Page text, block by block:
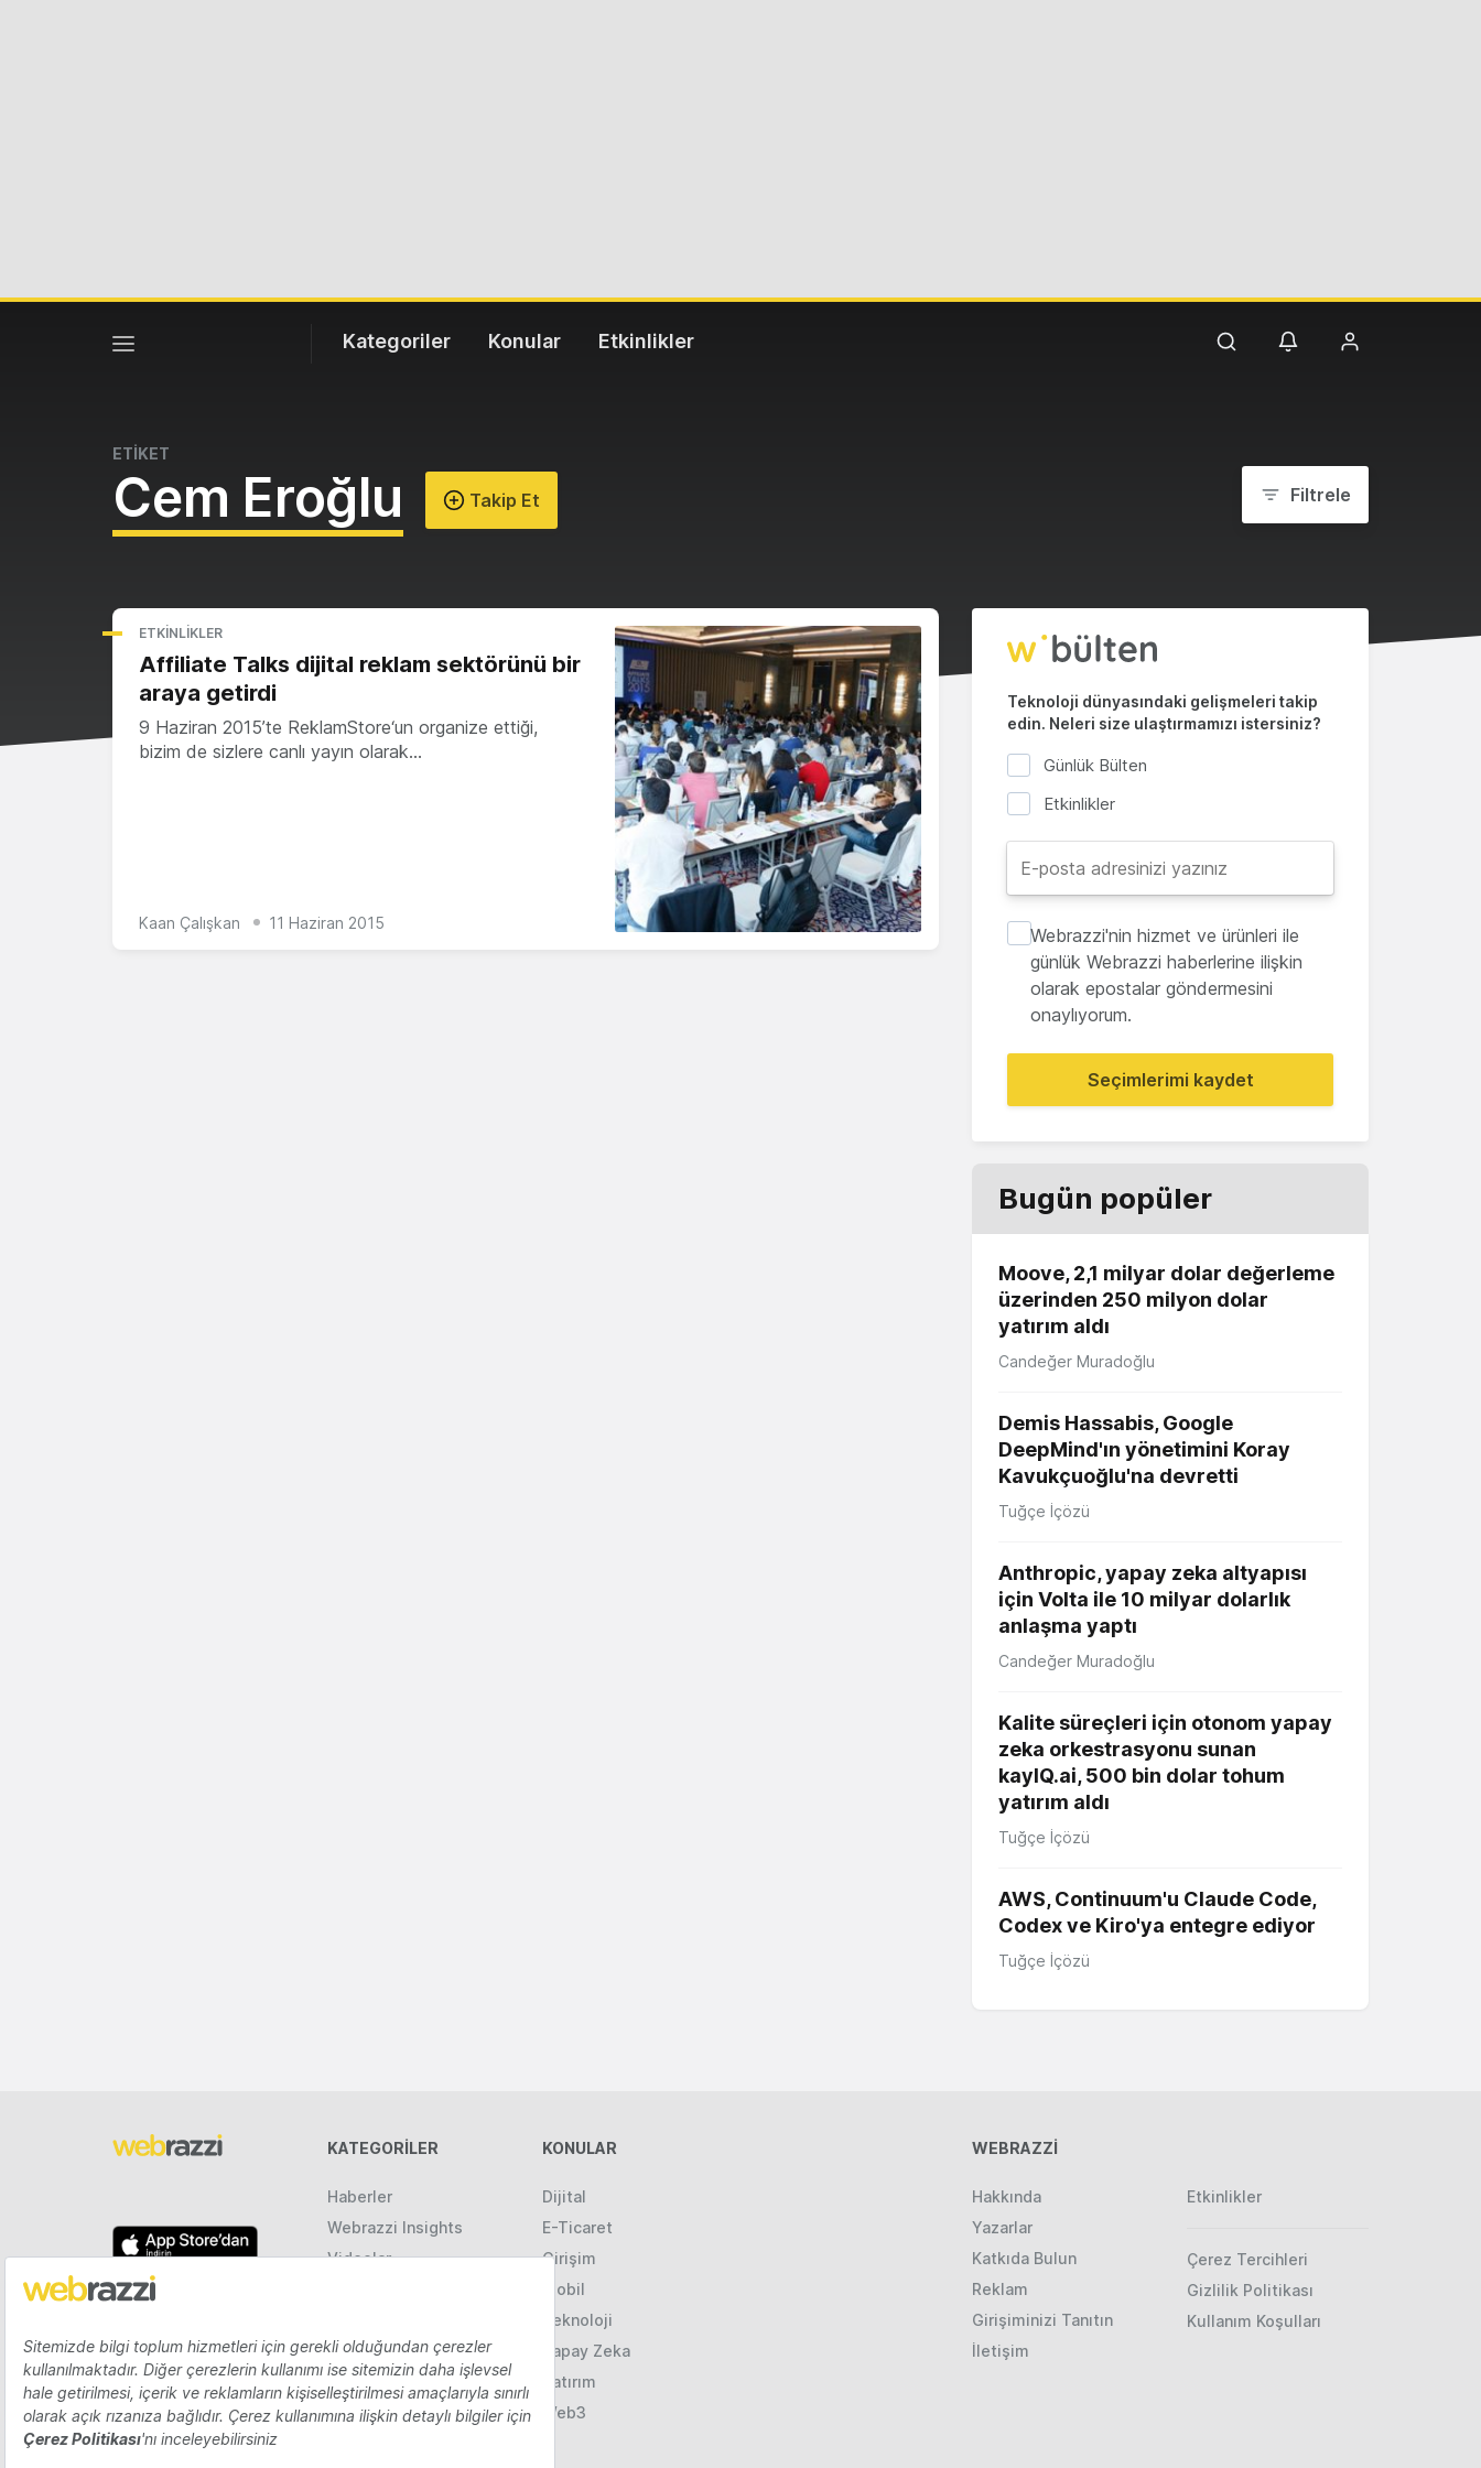
Kategoriler Konular Etkinlikler
ETİKET
Cem Eroğlu Takip Et Filtrele
ETKINLIKLER
Affiliate Talks dijital reklam sektörünü bir
araya getirdi
9 Haziran 2015’te ReklamStore‘un organize ettiği,
bizim de sizlere canlı yayın olarak…
Kaan Çalışkan 11 Haziran 2015
Teknoloji dünyasındaki gelişmeleri takip
edin. Neleri size ulaştırmamızı istersiniz?
Günlük Bülten
Etkinlikler
Webrazzi'nin hizmet ve ürünleri ile
günlük Webrazzi haberlerine ilişkin
olarak epostalar göndermesini
onaylıyorum.
Seçimlerimi kaydet
Bugün popüler
Moove, 2,1 milyar dolar değerleme
üzerinden 250 milyon dolar
yatırım aldı
Candeğer Muradoğlu
Demis Hassabis, Google
DeepMind'ın yönetimini Koray
Kavukçuoğlu'na devretti
Tuğçe İçözü
Anthropic, yapay zeka altyapısı
için Volta ile 10 milyar dolarlık
anlaşma yaptı
Candeğer Muradoğlu
Kalite süreçleri için otonom yapay
zeka orkestrasyonu sunan
kayIQ.ai, 500 bin dolar tohum
yatırım aldı
Tuğçe İçözü
AWS, Continuum'u Claude Code,
Codex ve Kiro'ya entegre ediyor
Tuğçe İçözü
KATEGORILER
Haberler
Webrazzi Insights
Videolar
KONULAR
Dijital
E-Ticaret
Girişim
Mobil
Teknoloji
Yapay Zeka
Yatırım
Web3
WEBRAZZİ
Hakkında
Yazarlar
Katkıda Bulun
Reklam
Girişiminizi Tanıtın
İletişim
Etkinlikler
Çerez Tercihleri
Gizlilik Politikası
Kullanım Koşulları